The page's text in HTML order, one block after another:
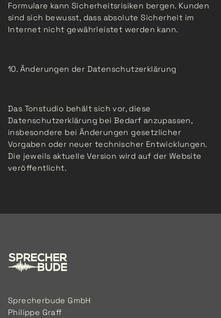
Formulare kann Sicherheitsrisiken bergen. Kunden
sind sich bewusst, dass absolute Sicherheit im
Internet nicht gewährleistet werden kann.
10. Änderungen der Datenschutzerklärung
Das Tonstudio behält sich vor, diese
Datenschutzerklärung bei Bedarf anzupassen,
insbesondere bei Änderungen gesetzlicher
Vorgaben oder neuer technischer Entwicklungen.
Die jeweils aktuelle Version wird auf der Website
veröffentlicht.
Sprecherbude GmbH
Philippe Graff